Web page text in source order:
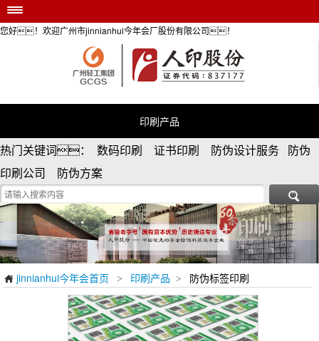
您好！欢迎广州市jinnianhui今年会厂股份有限公司！
印刷产品
jinnianhui今年会首页
防伪资讯
关于jinnianhui今年会
热门关键词： 数码印刷 证书印刷 防伪设计服务 防伪
印刷公司 防伪方案

 jinnianhui今年会首页 > 印刷产品 > 防伪标签印刷